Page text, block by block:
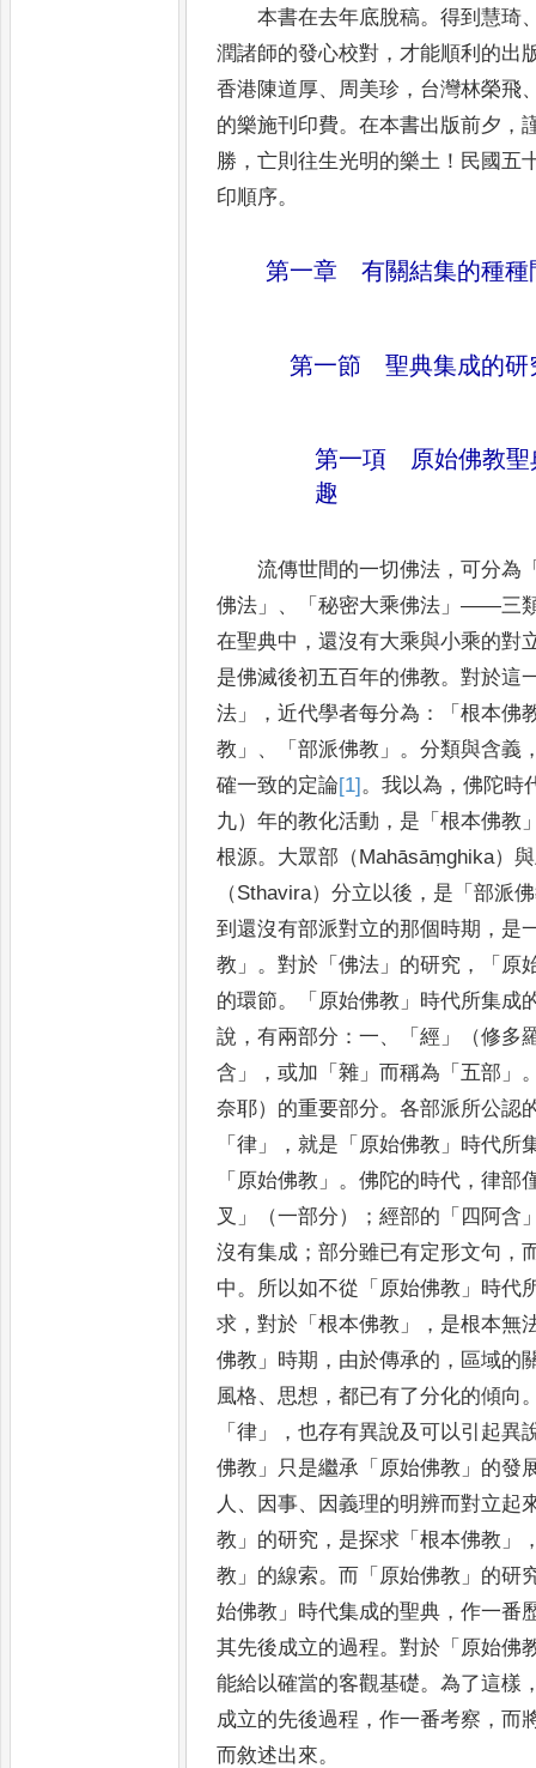
本書在去年底脫稿。得到慧琦
潤諸師的發心校對 ，才能順利的出
香港陳道厚、 周美珍 ， 台灣林榮飛
的樂施刊印費。在本書出版前夕 ，
勝 ，亡則往生光明的樂土 ！ 民國五
印順序。
第一章 有關結集的種種
第一節 聖典集成的研
第一項 原始佛教聖
趣
流傳世間的一切佛法 ，可分為
佛法 」、「秘密大乘佛法 」——三
在聖典中 ，還沒有大乘與小乘的對
是佛滅後初五百年的佛教。對於這
法 」，近代學者每分為 ：「根本佛
教 」、「部派佛教 」。分類與含義
確一致的定論[1]。我以為 ，佛陀時
九）年的教化活動 ， 是 「根本佛教
根源。 大眾部（Mahāsāṃghika）
（Sthavira）分立 以後 ， 是 「部派
到還沒有部派對立的那個時期 ， 是
教 」。對於 「佛法 」 的研究 ，「 原
的環節。「 原始佛教 」 時代所集成
說 ，有兩部分 ：一、「經 」
（修多
含 」，或加 「雜 」而稱為 「 五部 」
奈耶）的重要部分。各部派所公認
「律 」， 就是 「 原始佛教 」 時代所
「 原始佛教 」。佛陀的時代 ，律部
叉 」 （一部分） ；經部的 「 四阿含
沒有集成 ；部分雖已有定形文句 ，
中 。 所以如不從 「 原始佛教 」 時代
求 ，對於 「根本佛教 」， 是根本無
佛教 」 時期 ， 由於傳承的 ， 區域的
風格、 思想 ，都已有了分化的傾向
「律 」，也存有異說及可以引起異
佛教 」 只是繼承 「 原始佛教 」 的發
人 、 因事、
因義理的明辨而對立起
教 」 的研究 ， 是探求 「根本佛教 」
教 」 的線索。而 「 原始佛教 」 的研
始佛教 」 時代集成的聖典 ，作一番
其先後成立的過程。對於 「 原始佛
能給以確當的客觀基礎。為了這樣
成立的先後過程 ，作一番考察 ，而
而敘述出來。